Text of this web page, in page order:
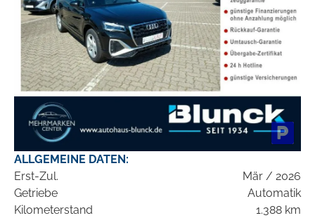
ALLGEMEINE DATEN:
Erst-Zul.
Mär / 2026
Getriebe
Automatik
Kilometerstand
1.388 km